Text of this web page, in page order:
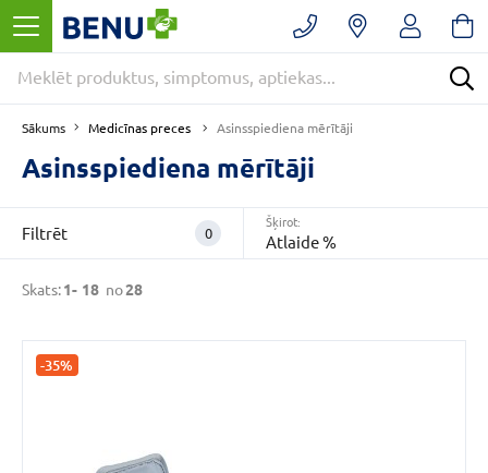
Sākums Medicīnas preces Asinsspiediena mērītāji
FiltrētNoņemt
filtrus
Kategorijas
Asinsspiediena
mērītāji
(28)
(28)
APTIEKA
VAIRĀK
Asinsspiediena mērītāji
Skats:1- 18 no28
Filtrēt 0
Šķirot:
Atlaide %
-35%